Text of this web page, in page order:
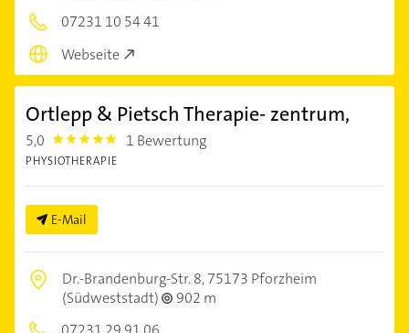
07231 10 54 41
Webseite
Ortlepp & Pietsch Therapie- zentrum,
5,0 5.0 1 Bewertung
PHYSIOTHERAPIE
E-Mail
Dr.-Brandenburg-Str. 8,75173 Pforzheim
(Südweststadt)
902 m